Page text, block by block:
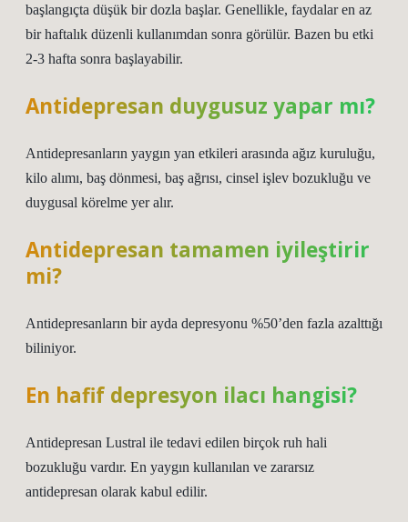
başlangıçta düşük bir dozla başlar. Genellikle, faydalar en az
bir haftalık düzenli kullanımdan sonra görülür. Bazen bu etki
2-3 hafta sonra başlayabilir.
Antidepresan duygusuz yapar mı?
Antidepresanların yaygın yan etkileri arasında ağız kuruluğu,
kilo alımı, baş dönmesi, baş ağrısı, cinsel işlev bozukluğu ve
duygusal körelme yer alır.
Antidepresan tamamen iyileştirir
mi?
Antidepresanların bir ayda depresyonu %50’den fazla azalttığı
biliniyor.
En hafif depresyon ilacı hangisi?
Antidepresan Lustral ile tedavi edilen birçok ruh hali
bozukluğu vardır. En yaygın kullanılan ve zararsız
antidepresan olarak kabul edilir.